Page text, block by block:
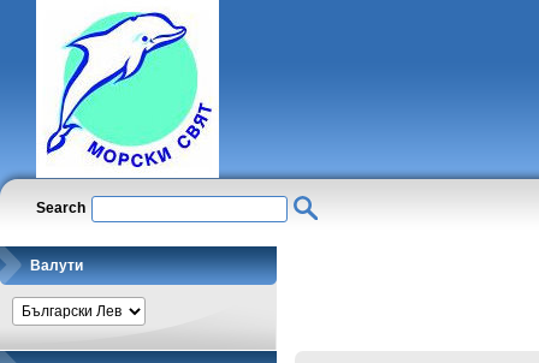
Search
Валути